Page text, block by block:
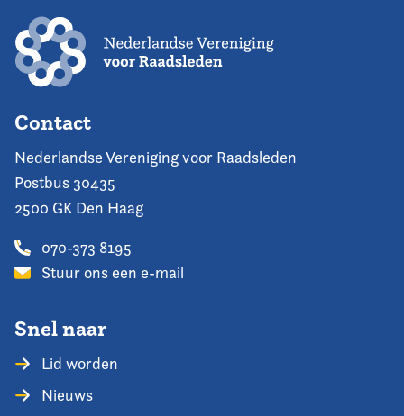
Contact
Nederlandse Vereniging voor Raadsleden
Postbus 30435
2500 GK Den Haag
070-373 8195
Stuur ons een e-mail
Snel naar
Lid worden
Nieuws